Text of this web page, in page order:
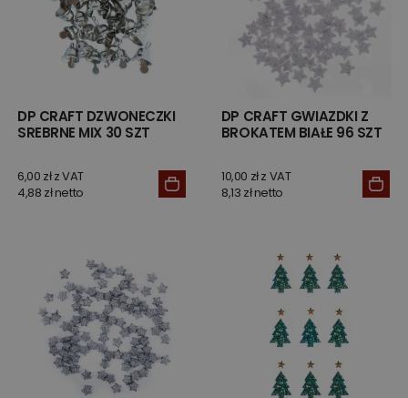
DP CRAFT DZWONECZKI
SREBRNE MIX 30 SZT
6,00 zł z VAT
4,88 zł netto
DP CRAFT GWIAZDKI Z
BROKATEM BIAŁE 96 SZT
10,00 zł z VAT
8,13 zł netto